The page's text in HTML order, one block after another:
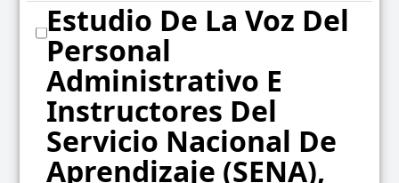
Estudio De La Voz Del
Personal
Administrativo E
Instructores Del
Servicio Nacional De
Aprendizaje (SENA),